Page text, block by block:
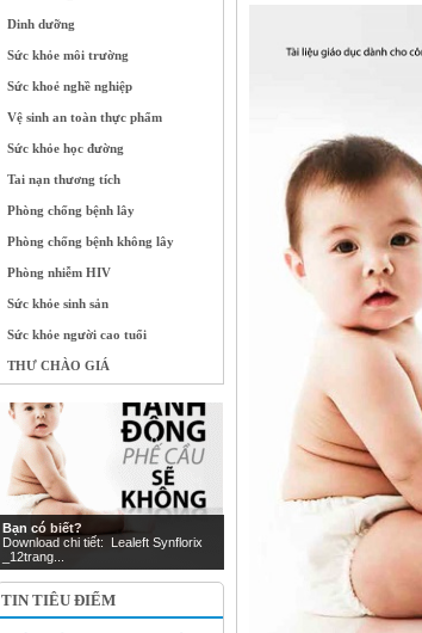
Dinh dưỡng
Sức khỏe môi trường
Sức khoẻ nghề nghiệp
Vệ sinh an toàn thực phẩm
Sức khỏe học đường
Tai nạn thương tích
Phòng chống bệnh lây
Phòng chống bệnh không lây
Phòng nhiễm HIV
Sức khỏe sinh sản
Sức khỏe người cao tuổi
THƯ CHÀO GIÁ
Bạn có biết?
Download chi tiết: Lealeft Synflorix
_12trang...
TIN TIÊU ĐIỂM